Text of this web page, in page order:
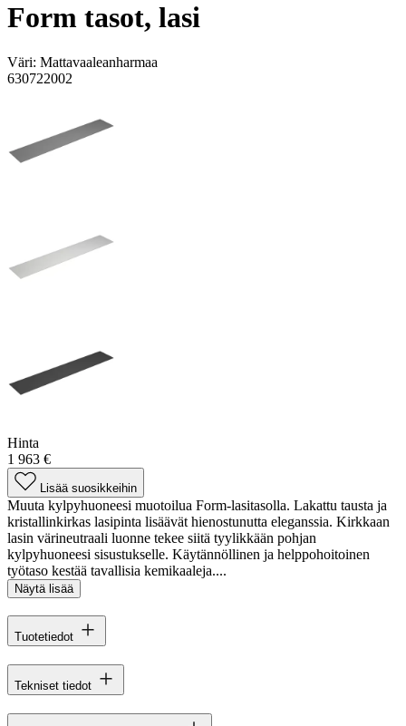
Form tasot, lasi
Väri: Mattavaaleanharmaa
630722002
Hinta
1 963 €
Lisää suosikkeihin
Muuta kylpyhuoneesi muotoilua Form-lasitasolla. Lakattu tausta ja
kristallinkirkas lasipinta lisäävät hienostunutta eleganssia. Kirkkaan
lasin värineutraali luonne tekee siitä tyylikkään pohjan
kylpyhuoneesi sisustukselle. Käytännöllinen ja helppohoitoinen
työtaso kestää tavallisia kemikaaleja....
Näytä lisää
Tuotetiedot
Tekniset tiedot